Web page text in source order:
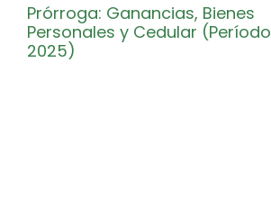
Prórroga: Ganancias, Bienes
Personales y Cedular (Período
2025)